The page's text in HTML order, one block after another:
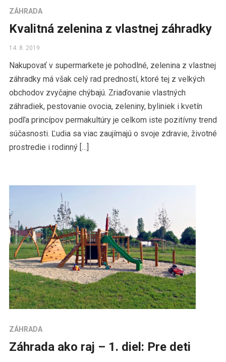
ZÁHRADA
Kvalitná zelenina z vlastnej záhradky
14. 8. 2019
Nakupovať v supermarkete je pohodlné, zelenina z vlastnej
záhradky má však celý rad predností, ktoré tej z velkých
obchodov zvyčajne chýbajú. Zriaďovanie vlastných
záhradiek, pestovanie ovocia, zeleniny, byliniek i kvetín
podľa princípov permakultúry je celkom iste pozitívny trend
súčasnosti. Ľudia sa viac zaujímajú o svoje zdravie, životné
prostredie i rodinný […]
ZÁHRADA
Záhrada ako raj – 1. diel: Pre deti